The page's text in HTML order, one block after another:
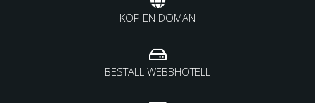
KÖP EN DOMÄN
BESTÄLL WEBBHOTELL